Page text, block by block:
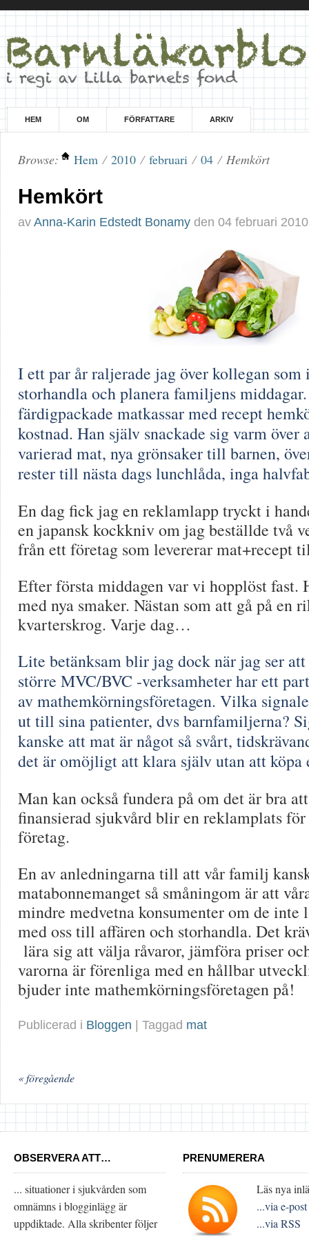
HEM OM FÖRFATTARE ARKIV
Browse: Hem / 2010 / februari / 04 / Hemkört
Hemkört
av Anna-Karin Edstedt Bonamy den 04 februari 2010
I ett par år raljerade jag över kollegan som
storhandla och planera familjens
färdigpackade matkassar med recept
kostnad. Han själv snackade sig varm
varierad mat, nya grönsaker till barnen,
rester till nästa dags lunchlåda, inga
En dag fick jag en reklamlapp tryckt i
en japansk kockkniv om jag beställde två
från ett företag som levererar mat+recept
Efter första middagen var vi hopplöst fast.
med nya smaker. Nästan som att gå på en
kvarterskrog. Varje dag…
Lite betänksam blir jag dock när jag ser
större MVC/BVC -verksamheter har ett
av mathemkörningsföretagen. Vilka
ut till sina patienter, dvs barnfamiljerna?
kanske att mat är något så svårt,
det är omöjligt att klara själv utan att köpa
Man kan också fundera på om det är bra
finansierad sjukvård blir en reklamplats
företag.
En av anledningarna till att vår familj
matabonnemanget så småningom är att
mindre medvetna konsumenter om de
med oss till affären och storhandla. Det
lära sig att välja råvaror, jämföra priser
varorna är förenliga med en hållbar
bjuder inte mathemkörningsföretagen på!
Publicerad i Bloggen | Taggad mat
« föregående
OBSERVERA ATT…
... situationer i sjukvården som
omnämns i blogginlägg är
uppdiktade. Alla skribenter följer
PRENUMERERA
Läs nya
...via e-post
...via RSS